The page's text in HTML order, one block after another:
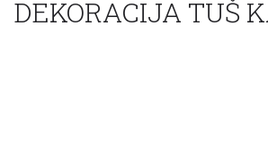
DEKORACIJA TUŠ